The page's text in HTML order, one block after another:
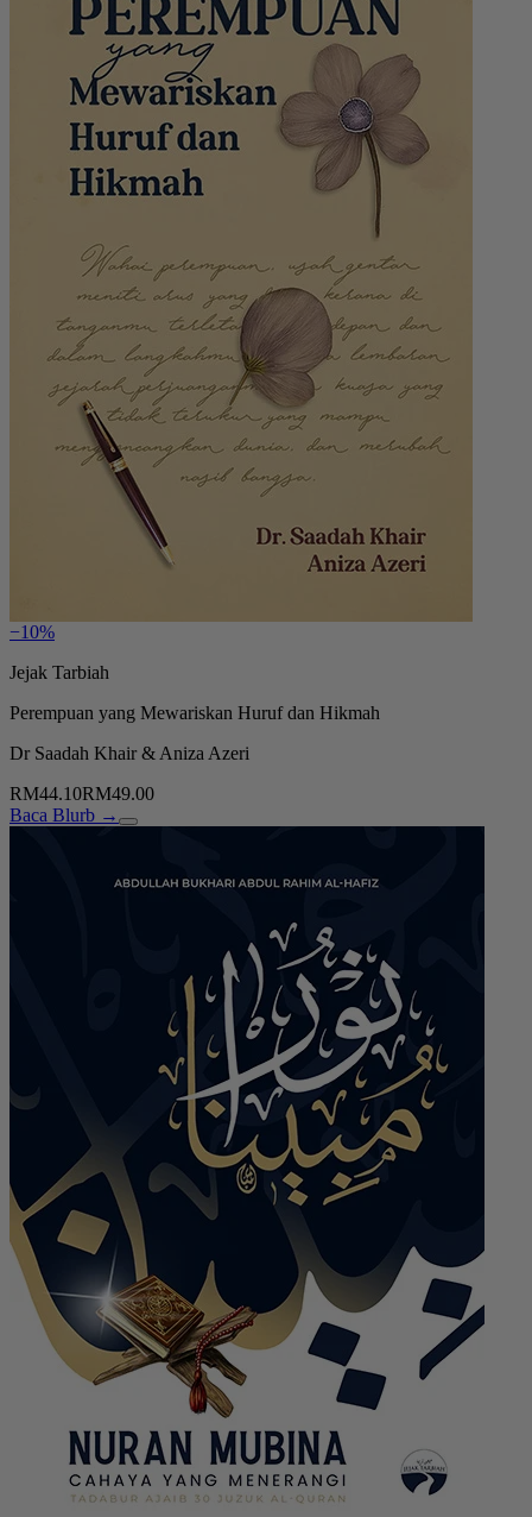
−10%
Jejak Tarbiah
Perempuan yang Mewariskan Huruf dan Hikmah
Dr Saadah Khair & Aniza Azeri
RM44.10RM49.00
Baca Blurb →